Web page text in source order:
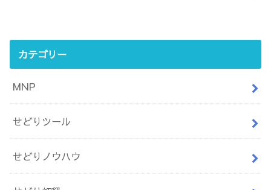
カテゴリー
MNP
せどりツール
せどりノウハウ